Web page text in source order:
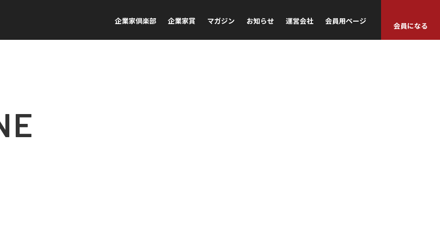
企業家倶楽部 企業家賞 マガジン お知らせ 運営会社 会員用ページ
会員になる